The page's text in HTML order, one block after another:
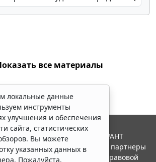
все материалы
локальные данные
инструменты
улучшения и обеспечения
сайта, статистических
Вы можете
указанных данных в
Пожалуйста,
СЕРВИС", 2026. Система ГАРАНТ
года. Компания "Гарант" и ее партнеры
Российской ассоциации правовой